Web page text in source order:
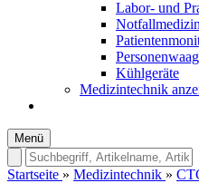
Labor- und
Kühlgeräte
Medizintechnik
Menü
Startseite » Medizintechnik »